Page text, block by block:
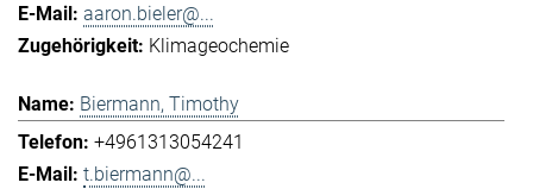
aaron.bieler@...
Klimageochemie
Biermann, Timothy
+4961313054241
t.biermann@...